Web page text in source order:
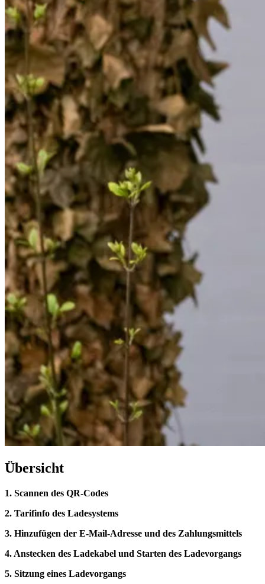
Übersicht
1. Scannen des QR-Codes
2. Tarifinfo des Ladesystems
3. Hinzufügen der E-Mail-Adresse und des Zahlungsmittels
4. Anstecken des Ladekabel und Starten des Ladevorgangs
5. Sitzung eines Ladevorgangs